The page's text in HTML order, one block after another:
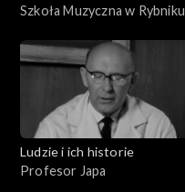
Szkoła Muzyczna w Rybniku
Szafranków
Ludzie i ich historie
Profesor Japa